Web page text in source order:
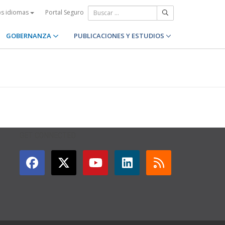
idiomas Portal Seguro
GOBERNANZA PUBLICACIONES Y ESTUDIOS